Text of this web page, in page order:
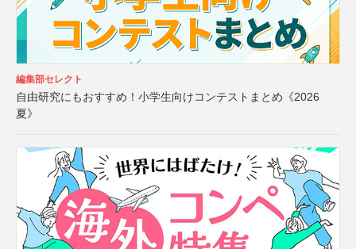
編集部セレクト
自由研究にもおすすめ！小学生向けコンテストまとめ《2026
夏》